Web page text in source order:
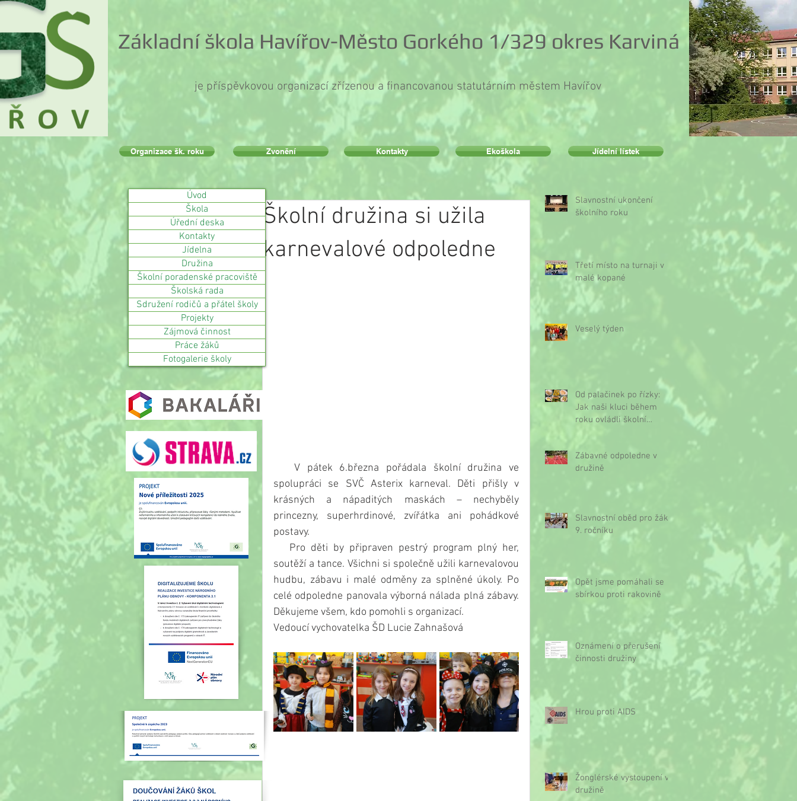
Základní škola Havířov-Město Gorkého 1/329 okres Karviná
je příspěvkovou organizací zřízenou a financovanou statutárním městem Havířov
Školní družina si užila
karnevalové odpoledne
V pátek 6.března pořádala školní družina ve
spolupráci se SVČ Asterix karneval. Děti přišly v
krásných a nápaditých maskách – nechyběly
princezny, superhrdinové, zvířátka ani pohádkové
postavy.
Pro děti by připraven pestrý program plný her,
soutěží a tance. Všichni si společně užili karnevalovou
hudbu, zábavu i malé odměny za splněné úkoly. Po
celé odpoledne panovala výborná nálada plná zábavy.
Děkujeme všem, kdo pomohli s organizací.
Vedoucí vychovatelka ŠD Lucie Zahnašová
Slavnostní ukončení
školního roku
Třetí místo na turnaji v
malé kopané
Veselý týden
Od palačinek po řízky:
Jak naši kluci během
roku ovládli školní
Zábavné odpoledne v
družině
Slavnostní oběd pro žáky
9. ročníku
Opět jsme pomáhali se
sbírkou proti rakovině
Oznámení o přerušení
činnosti družiny
Hrou proti AIDS
Žonglérské vystoupení v
družině
Organizace šk. roku Zvonění Kontakty Ekoškola Jídelní lístek
Úvod
Škola
Úřední deska
Kontakty
Jídelna
Družina
Školní poradenské pracoviště
Školská rada
Sdružení rodičů a přátel školy
Projekty
Zájmová činnost
Práce žáků
Fotogalerie školy